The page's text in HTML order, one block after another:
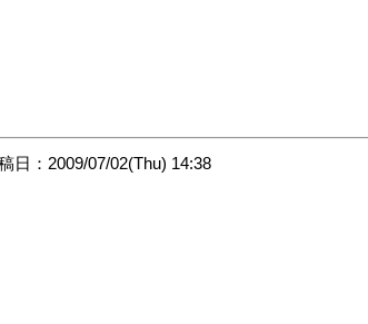
日：2009/07/02(Thu) 14:38